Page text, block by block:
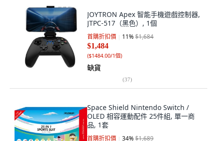
JOYTRON Apex 智能手機遊戲控制器,
JTPC-517（黑色）, 1個
首購折扣價 11%$1,684
$1,484
($1484.00/1個)
缺貨
(37)
Space Shield Nintendo Switch /
OLED 相容運動配件 25件組, 單一商
品, 1套
首購折扣價 34%$1,689